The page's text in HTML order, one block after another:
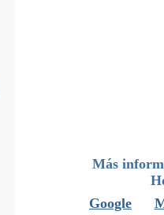
Más
Google